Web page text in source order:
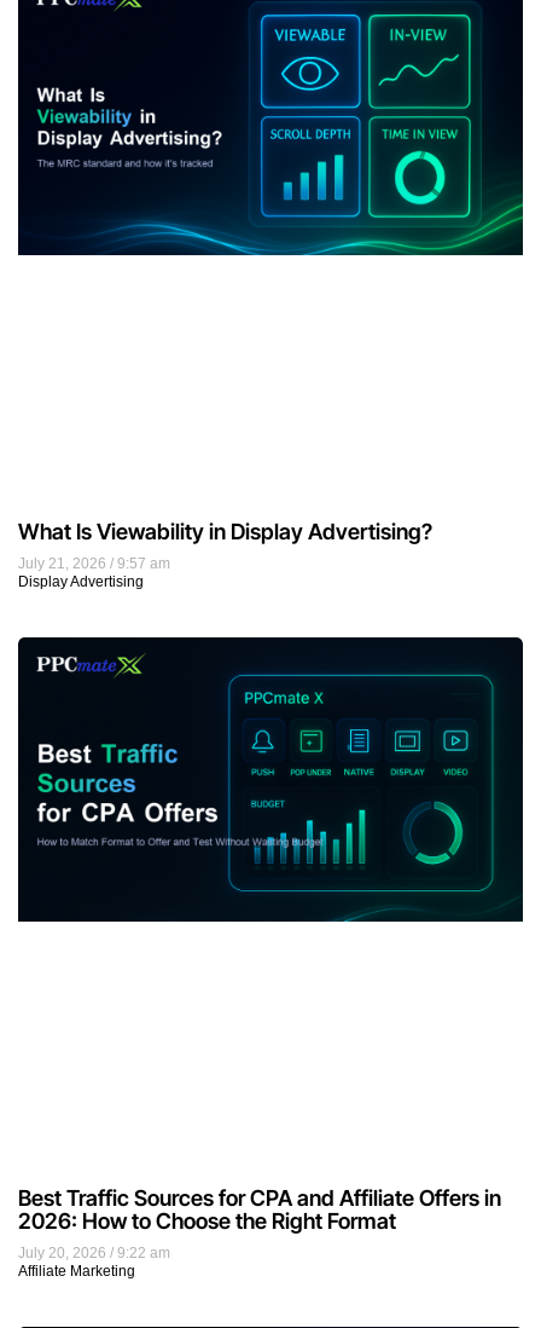
July 21, 2026
9:57 am
Display Advertising
What Is Viewability in Display Advertising?
July 20, 2026
9:22 am
Affiliate Marketing
Best Traffic Sources for CPA and Affiliate Offers in
2026: How to Choose the Right Format